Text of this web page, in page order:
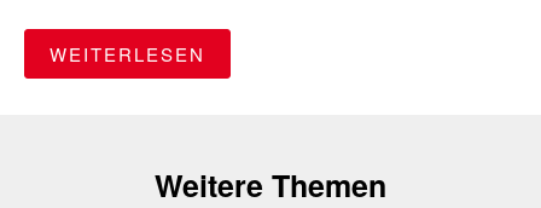
WEITERLESEN
Weitere Themen